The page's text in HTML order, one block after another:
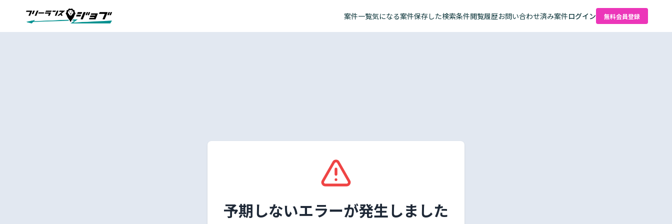
案件一覧気になる案件保存した検索条件閲覧履歴お問い合わせ済み案件ログイン 無料会員登録
予期しないエラーが発生しました